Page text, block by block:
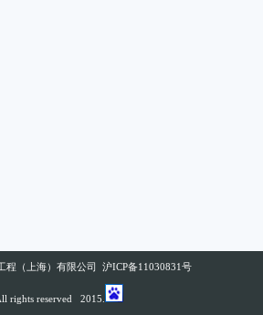
程（上海）有限公司 沪ICP备11030831号
rights reserved 2015.